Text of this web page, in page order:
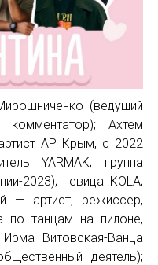
(ведущий
комментатор); Ахтем
АР Крым, с 2022
YARMAK; группа
2023); певица KOLA;
— артист, режиссер,
по танцам на пилоне,
Витовская-Ванца
деятель);